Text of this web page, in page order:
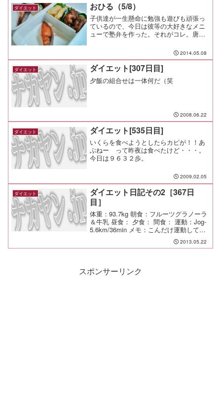
ダイエット おひる（5/8）
子供達が一生懸命に勉強も遊びも頑張っ
ているので、今日は彼等の大好きなメニ
ューで塾弁を作った。それがコレ。唐揚
メニュー。朝ご飯に上の子は3尾焼いた鮭
のうち1尾を、下の子は唐揚げ1個と卵＆
納豆ご飯を食べ、さら...
2014.05.08
ダイエット ダイエット[307日目]
夕飯の組合せは一体何だ（笑
2008.06.22
ダイエット ダイエット[535日目]
いくらを食べようとしたらカビが！！あ
ぶねー って昨夜は食べたけど・・・。
今日は９６３２歩。
2009.02.05
ダイエット
ダイエット日記その2［367日
目］
体重：93.7kg 朝食：フルーツグラノーラ
＆牛乳 昼食： 夕食： 間食： 運動：Jog-
5.6km/36min メモ：こんだけ運動してる
のに体重他が何も変わらない（笑2013.05.22
スポンサーリンク